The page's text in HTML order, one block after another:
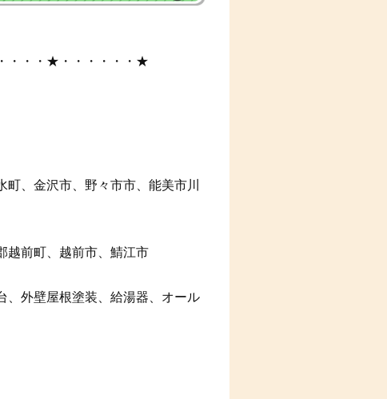
・・・★・・・・・・★
、金沢市、野々市市、能美市川
越前町、越前市、鯖江市
、外壁屋根塗装、給湯器、オール